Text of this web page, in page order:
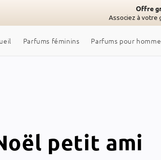
Offre
Associez à votre
Parfums féminins Parfums pour
petit ami